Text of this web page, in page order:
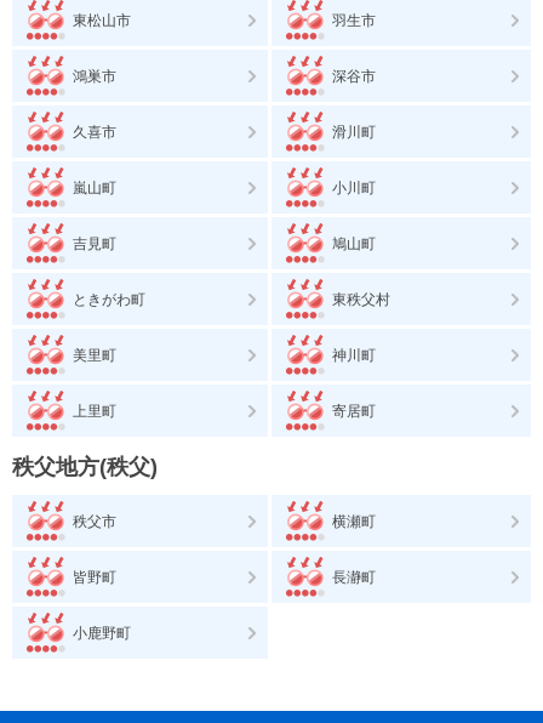
東松山市 羽生市
鴻巣市 深谷市
久喜市 滑川町
嵐山町 小川町
吉見町 鳩山町
ときがわ町 東秩父村
美里町 神川町
上里町 寄居町
秩父地方(秩父)
秩父市 横瀬町
皆野町 長瀞町
小鹿野町